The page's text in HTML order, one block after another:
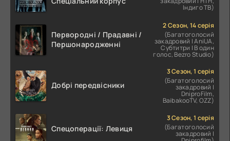
Індиго ТВ)
Первородні / Прадавні /
Першонародженні
2 Сезон, 14 серія
(Багатоголосий
закадровий | AniUA,
Субтитри | В один
голос, Bezro Studio)
Добрі передвісники
3 Сезон, 1 серія
(Багатоголосий
закадровий |
DniproFilm,
BaibakooTV, OZZ)
Спецоперації: Левиця
3 Сезон, 1 серія
(Багатоголосий
закадровий |